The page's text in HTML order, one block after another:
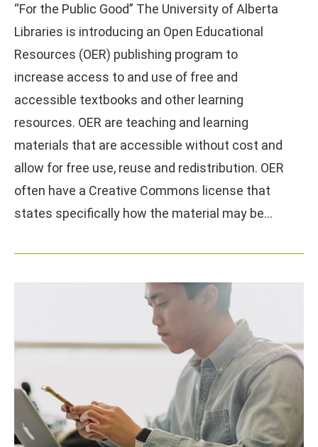
“For the Public Good” The University of Alberta
Libraries is introducing an Open Educational
Resources (OER) publishing program to
increase access to and use of free and
accessible textbooks and other learning
resources. OER are teaching and learning
materials that are accessible without cost and
allow for free use, reuse and redistribution. OER
often have a Creative Commons license that
states specifically how the material may be…